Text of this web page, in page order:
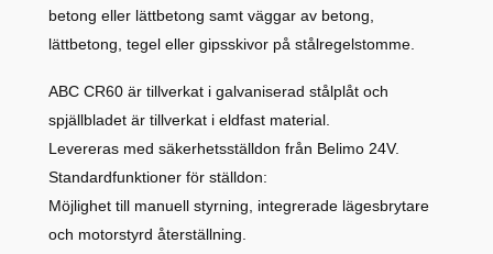
betong eller lättbetong samt väggar av betong,
lättbetong, tegel eller gipsskivor på stålregelstomme.
ABC CR60 är tillverkat i galvaniserad stålplåt och
spjällbladet är tillverkat i eldfast material.
Levereras med säkerhetsställdon från Belimo 24V.
Standardfunktioner för ställdon:
Möjlighet till manuell styrning, integrerade lägesbrytare
och motorstyrd återställning.